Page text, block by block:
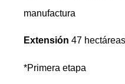
manufactura
Extensión 47
*Primera etapa